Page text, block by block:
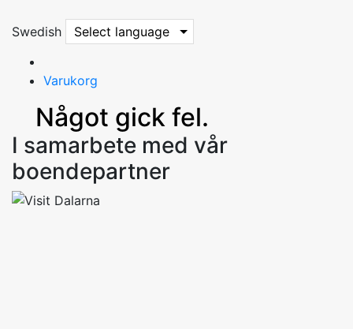
Swedish Select language
Varukorg
Något gick fel.
I samarbete med vår
boendepartner